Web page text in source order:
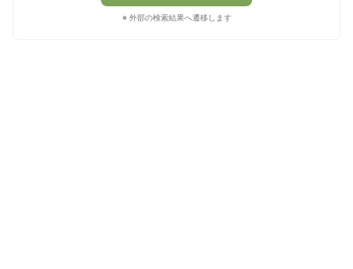
※ 外部の検索結果へ遷移します